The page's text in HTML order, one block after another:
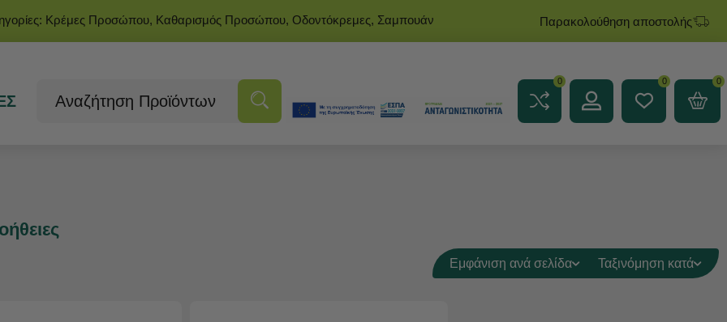
Κρέμες Προσώπου, Καθαρισμός Προσώπου, Οδοντόκρεμες, Σαμπουάν Παρακολούθηση αποστολής
0 0 0
Εμφάνιση ανά σελίδα Ταξινόμηση κατά